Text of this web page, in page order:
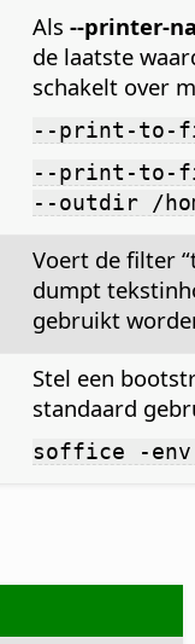
Als --printer-
de laatste
schakelt over
--print-to-
--print-to-
--outdir /
Voert de filter
dumpt
gebruikt
Stel een
standaard
soffice -